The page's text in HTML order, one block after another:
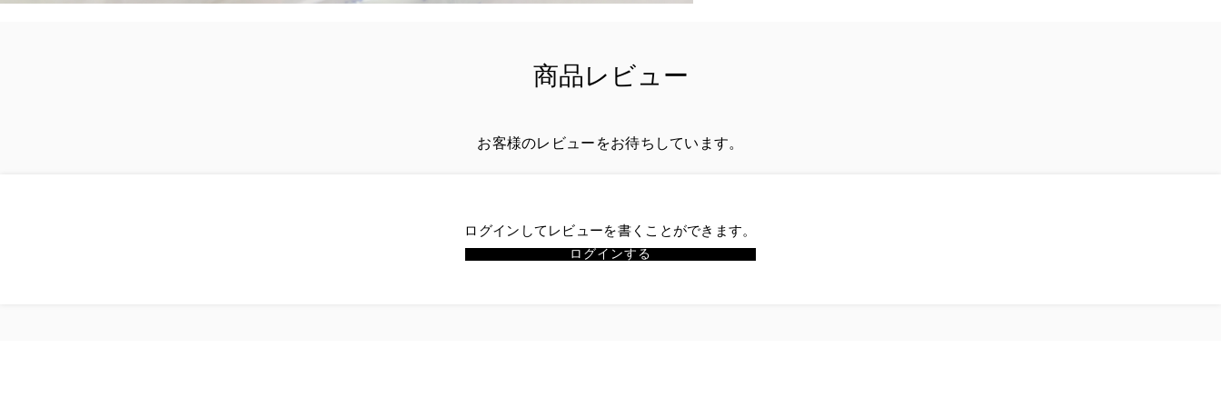
商品レビュー
お客様のレビューをお待ちしています。
ログインしてレビューを書くことができます。
ログインする